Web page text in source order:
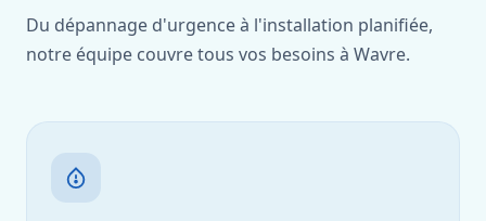
Du dépannage d'urgence à l'installation planifiée,
notre équipe couvre tous vos besoins à Wavre.